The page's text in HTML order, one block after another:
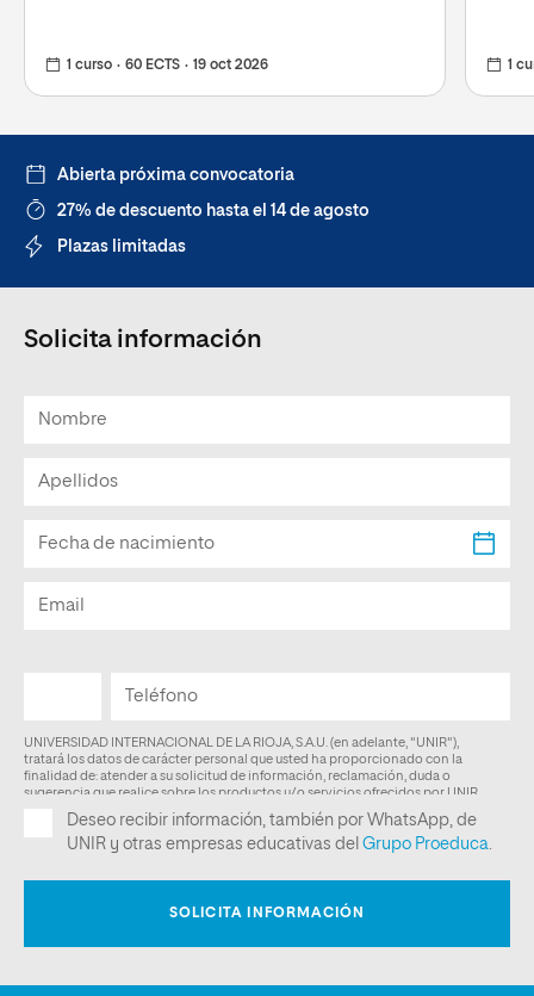
1 curso 60 ECTS 19 oct 2026 1
Abierta próxima convocatoria
27% de descuento hasta el 14 de agosto
Plazas limitadas
Solicita información